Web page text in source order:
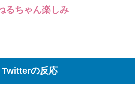
るちゃん楽しみ
Twitterの反応